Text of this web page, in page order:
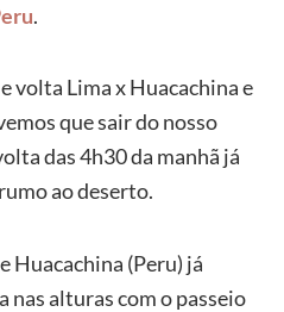
.
volta Lima x Huacachina e
que sair do nosso
das 4h30 da manhã já
ao deserto.
Huacachina (Peru) já
nas alturas com o passeio